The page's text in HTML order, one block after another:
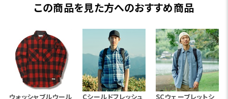
この商品を見た方へのおすすめ商品
ウォッシャブルウール
Cシールドフレッシュ
SCウェーブレットシ